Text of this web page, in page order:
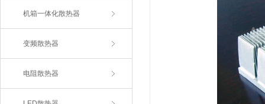
机箱一体化散热器
变频散热器
电阻散热器